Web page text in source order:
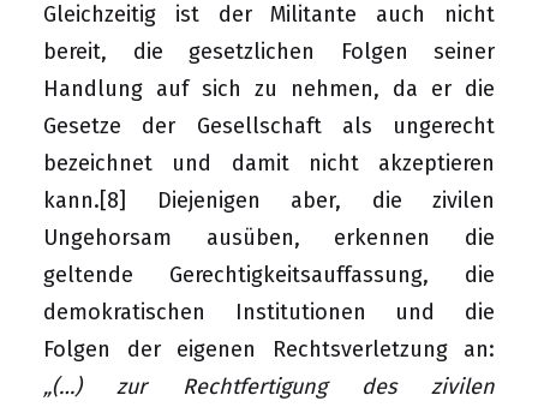
Gleichzeitig ist der Militante auch nicht
bereit, die gesetzlichen Folgen seiner
Handlung auf sich zu nehmen, da er die
Gesetze der Gesellschaft als ungerecht
bezeichnet und damit nicht akzeptieren
kann.[8]
Diejenigen aber, die zivilen
Ungehorsam ausüben, erkennen die
geltende Gerechtigkeitsauffassung, die
demokratischen Institutionen und die
Folgen der eigenen Rechtsverletzung an:
„(…) zur Rechtfertigung des zivilen